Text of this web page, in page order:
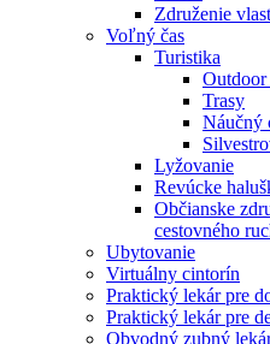
Združenie
Voľný čas
Turistika
Trasy
Náučný
Lyžovanie
Revúcke
Občianske
cestovného
Ubytovanie
Virtuálny cintorín
Praktický lekár pre
Praktický lekár pre
Obvodný zubný